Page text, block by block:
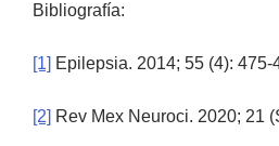
Bibliografía:
[1] Epilepsia. 2014; 55 (4): 475-
[2] Rev Mex Neuroci. 2020; 21